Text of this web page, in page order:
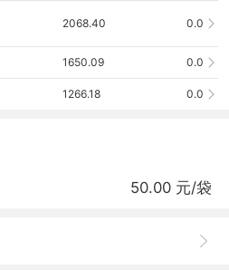
2068.40 0.0
1650.09 0.0
1266.18 0.0
50.00 元/袋